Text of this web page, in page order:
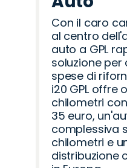
Con il caro
al centro
auto a GPL
soluzione per
spese di
i20 GPL offre
chilometri
35 euro,
complessiva
chilometri e
distribuzione